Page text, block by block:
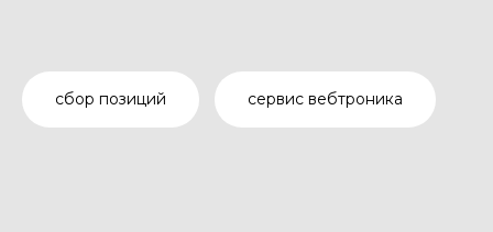
сбор позиций сервис вебтроника